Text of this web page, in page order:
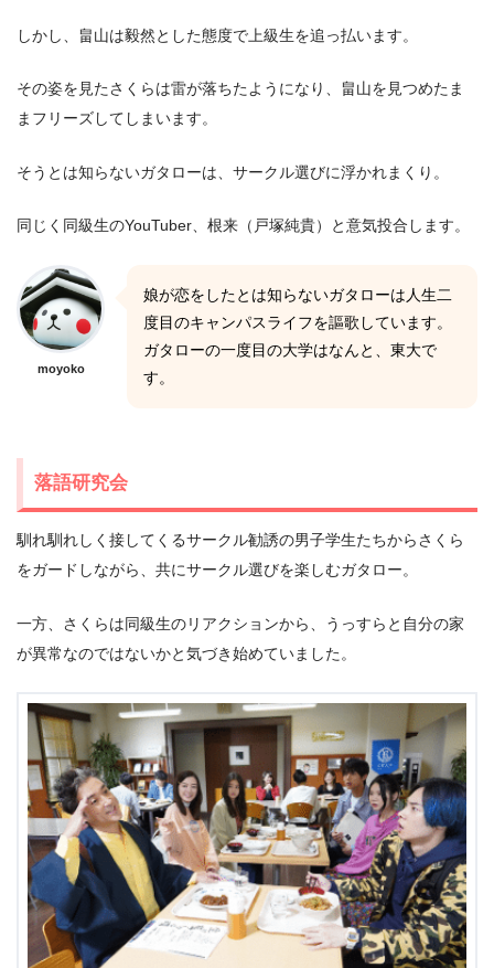
しかし、畠山は毅然とした態度で上級生を追っ払います。
その姿を見たさくらは雷が落ちたようになり、畠山を見つめたま
まフリーズしてしまいます。
そうとは知らないガタローは、サークル選びに浮かれまくり。
同じく同級生のYouTuber、根来（戸塚純貴）と意気投合します。
moyoko
娘が恋をしたとは知らないガタローは人生二
度目のキャンパスライフを謳歌しています。
ガタローの一度目の大学はなんと、東大で
す。
落語研究会
馴れ馴れしく接してくるサークル勧誘の男子学生たちからさくら
をガードしながら、共にサークル選びを楽しむガタロー。
一方、さくらは同級生のリアクションから、うっすらと自分の家
が異常なのではないかと気づき始めていました。